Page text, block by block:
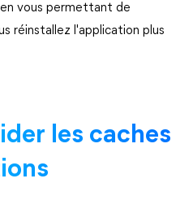
vous permettant de
réinstallez l'application plus
les caches